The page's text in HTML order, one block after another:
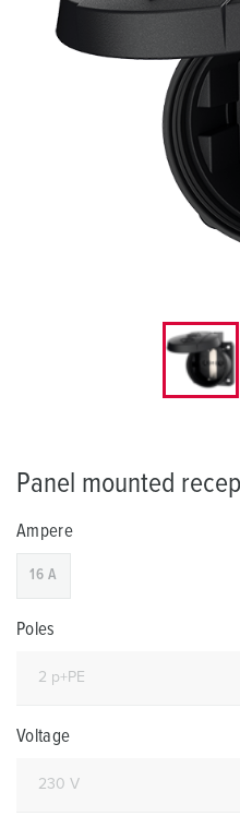
Panel mounted
Ampere
16 A
Poles
Voltage